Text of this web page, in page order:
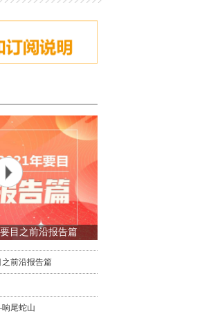
目之前沿报告篇
之前沿报告篇
尾蛇山